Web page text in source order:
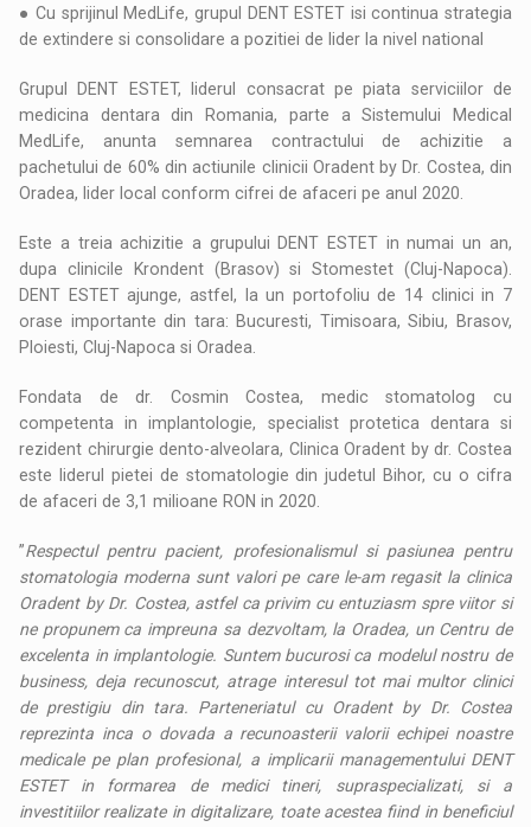
● Cu sprijinul MedLife, grupul DENT ESTET isi continua strategia
de extindere si consolidare a pozitiei de lider la nivel national
Grupul DENT ESTET, liderul consacrat pe piata serviciilor de
medicina dentara din Romania, parte a Sistemului Medical
MedLife, anunta semnarea contractului de achizitie a
pachetului de 60% din actiunile clinicii Oradent by Dr. Costea, din
Oradea, lider local conform cifrei de afaceri pe anul 2020.
Este a treia achizitie a grupului DENT ESTET in numai un an,
dupa clinicile Krondent (Brasov) si Stomestet (Cluj-Napoca).
DENT ESTET ajunge, astfel, la un portofoliu de 14 clinici in 7
orase importante din tara: Bucuresti, Timisoara, Sibiu, Brasov,
Ploiesti, Cluj-Napoca si Oradea.
Fondata de dr. Cosmin Costea, medic stomatolog cu
competenta in implantologie, specialist protetica dentara si
rezident chirurgie dento-alveolara, Clinica Oradent by dr. Costea
este liderul pietei de stomatologie din judetul Bihor, cu o cifra
de afaceri de 3,1 milioane RON in 2020.
”Respectul pentru pacient, profesionalismul si pasiunea pentru
stomatologia moderna sunt valori pe care le-am regasit la clinica
Oradent by Dr. Costea, astfel ca privim cu entuziasm spre viitor si
ne propunem ca impreuna sa dezvoltam, la Oradea, un Centru de
excelenta in implantologie. Suntem bucurosi ca modelul nostru de
business, deja recunoscut, atrage interesul tot mai multor clinici
de prestigiu din tara. Parteneriatul cu Oradent by Dr. Costea
reprezinta inca o dovada a recunoasterii valorii echipei noastre
medicale pe plan profesional, a implicarii managementului DENT
ESTET in formarea de medici tineri, supraspecializati, si a
investitiilor realizate in digitalizare, toate acestea fiind in beneficiul